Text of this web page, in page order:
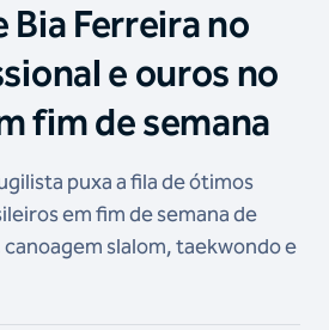
Ferreira no
e ouros no
fim de semana
puxa a fila de ótimos
em fim de semana de
slalom, taekwondo e